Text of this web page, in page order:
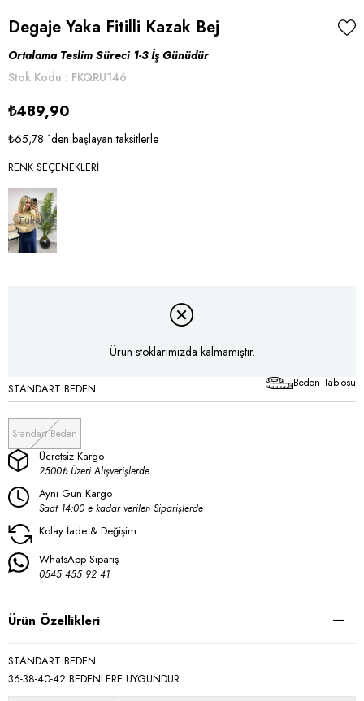
Degaje Yaka Fitilli Kazak Bej
Ortalama Teslim Süreci 1-3 İş Günüdür
Stok Kodu
FKQRU146
₺489,90
₺65,78 `den başlayan taksitlerle
RENK SEÇENEKLERI
Tükendi
Ürün stoklarımızda kalmamıştır.
STANDART BEDEN
Standart Beden
Beden Tablosu
Ücretsiz Kargo
2500₺ Üzeri Alışverişlerde
Aynı Gün Kargo
Saat 14:00 e kadar verilen Siparişlerde
Kolay İade & Değişim
WhatsApp Sipariş
0545 455 92 41
Ürün Özellikleri
STANDART BEDEN
36-38-40-42 BEDENLERE UYGUNDUR